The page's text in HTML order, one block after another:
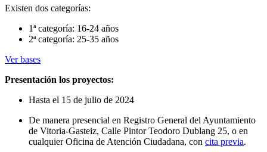
Existen dos categorías:
1ª categoría: 16-24 años
2ª categoría: 25-35 años
Ver bases
Presentación los proyectos:
Hasta el 15 de julio de 2024
De manera presencial en Registro General del Ayuntamiento
de Vitoria-Gasteiz, Calle Pintor Teodoro Dublang 25, o en
cualquier Oficina de Atención Ciudadana, con cita previa.